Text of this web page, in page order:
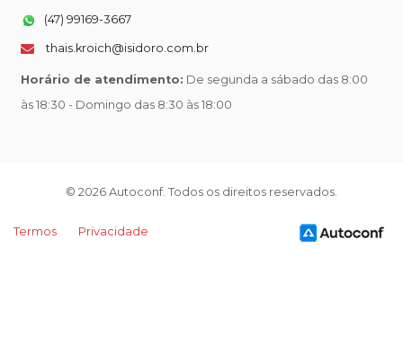
(47) 99169-3667
thais.kroich@isidoro.com.br
Horário de atendimento: De segunda a sábado das 8:00
às 18:30 - Domingo das 8:30 às 18:00
© 2026 Autoconf. Todos os direitos reservados.
Termos Privacidade